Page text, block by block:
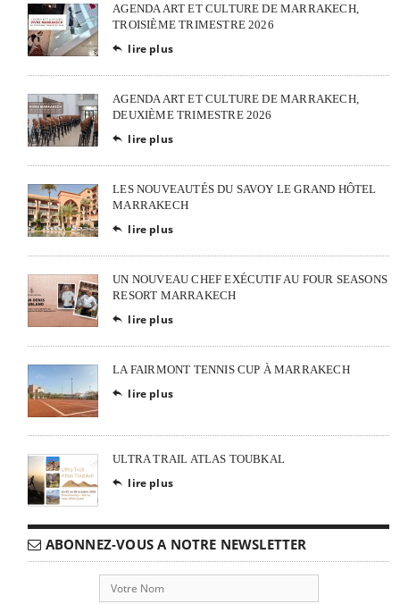
AGENDA ART ET CULTURE DE MARRAKECH,
TROISIÈME TRIMESTRE 2026
 lire plus
AGENDA ART ET CULTURE DE MARRAKECH,
DEUXIÈME TRIMESTRE 2026
 lire plus
LES NOUVEAUTÉS DU SAVOY LE GRAND HÔTEL
MARRAKECH
 lire plus
UN NOUVEAU CHEF EXÉCUTIF AU FOUR SEASONS
RESORT MARRAKECH
 lire plus
LA FAIRMONT TENNIS CUP À MARRAKECH
 lire plus
ULTRA TRAIL ATLAS TOUBKAL
 lire plus
ABONNEZ-VOUS A NOTRE NEWSLETTER